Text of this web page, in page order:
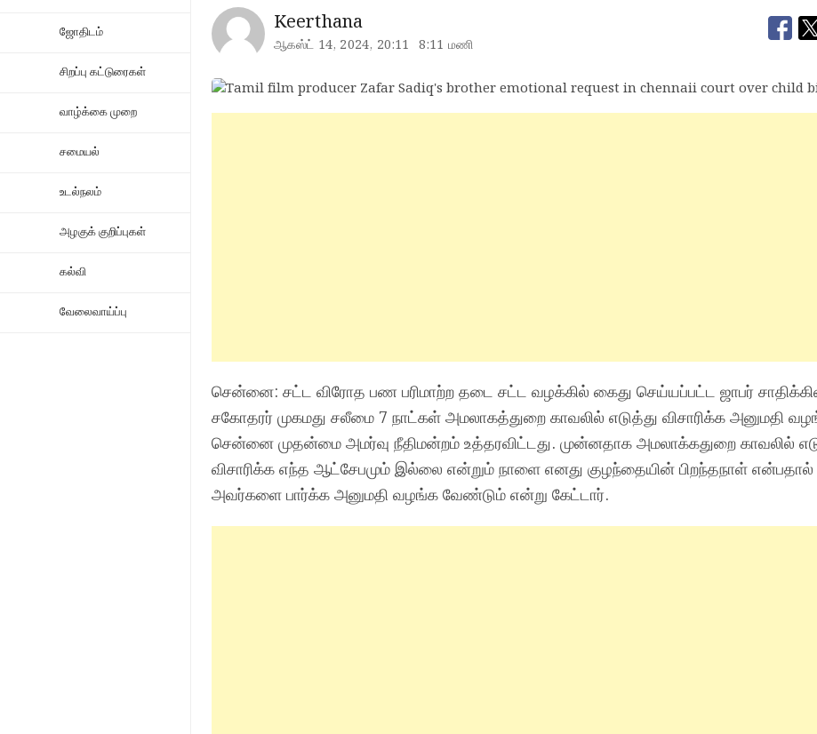
ஜோதிடம்
சிறப்பு கட்டுரைகள்
வாழ்க்கை முறை
சமையல்
உடல்நலம்
அழகுக் குறிப்புகள்
கல்வி
வேலைவாய்ப்பு
Keerthana
ஆகஸ்ட் 14, 2024, 20:11 8:11 மணி
சென்னை: சட்ட விரோத பண பரிமாற்ற தடை சட்ட வழக்கில் கைது செய்யப்பட்ட ஜாபர்
சகோதரர் முகமது சலீமை 7 நாட்கள் அமலாகத்துறை காவலில் எடுத்து விசாரிக்க அனுமதி
சென்னை முதன்மை அமர்வு நீதிமன்றம் உத்தரவிட்டது. முன்னதாக அமலாக்கதுறை காவலில்
விசாரிக்க எந்த ஆட்சேபமும் இல்லை என்றும் நாளை எனது குழந்தையின் பிறந்தநாள் என்பதால்
அவர்களை பார்க்க அனுமதி வழங்க வேண்டும் என்று கேட்டார்.